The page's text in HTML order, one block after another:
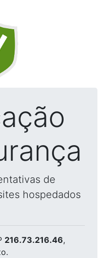
de
hospedados
216.73.216.46,